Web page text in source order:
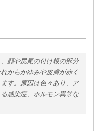
顔や尻尾の付け根の部分
からかゆみや皮膚が赤く
す。原因は色々あり、ア
感染症、ホルモン異常な